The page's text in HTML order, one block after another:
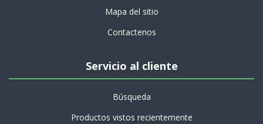
Mapa del sitio
Contactenos
Servicio al cliente
Búsqueda
Productos vistos recientemente